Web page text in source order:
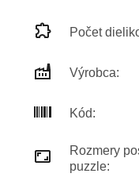
Počet
Výrobca:
Kód:
Rozmery
puzzle: